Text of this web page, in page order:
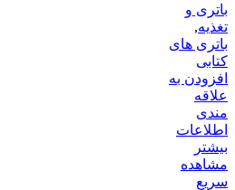
باتری و
تغذیه,
باتری های
کتابی
افزودن به
علاقه
مندی
اطلاعات
بیشتر
مشاهده
سریع